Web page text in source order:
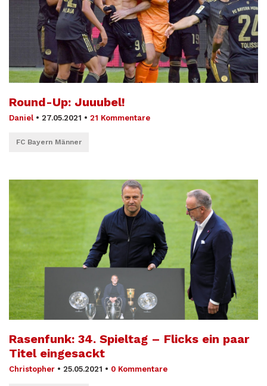
Round-Up: Juuubel!
Daniel • 27.05.2021 • 21 Kommentare
FC Bayern Männer
Rasenfunk: 34. Spieltag – Flicks ein paar
Titel eingesackt
Christopher • 25.05.2021 • 0 Kommentare